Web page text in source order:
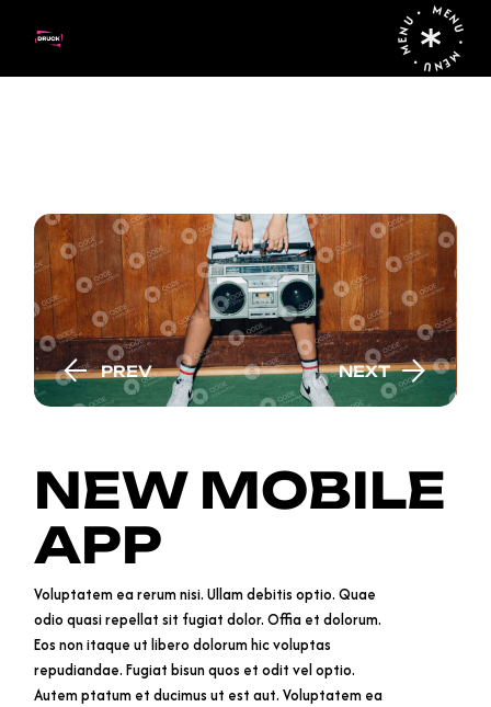
MENU • MENU • MENU •
PREV NEXT
NEW MOBILE
APP
Voluptatem ea rerum nisi. Ullam debitis optio. Quae
odio quasi repellat sit fugiat dolor. Offia et dolorum.
Eos non itaque ut libero dolorum hic voluptas
repudiandae. Fugiat bisun quos et odit vel optio.
Autem ptatum et ducimus ut est aut. Voluptatem ea